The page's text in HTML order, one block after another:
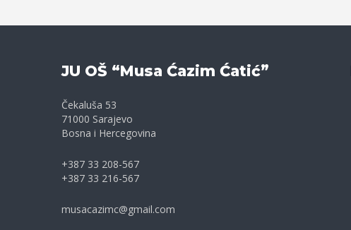
JU OŠ “Musa Ćazim Ćatić”
Čekaluša 53
71000 Sarajevo
Bosna i Hercegovina
+387 33 208-567
+387 33 216-567
musacazimc@gmail.com